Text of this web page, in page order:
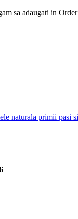
sa adaugati in
naturala primii pasi